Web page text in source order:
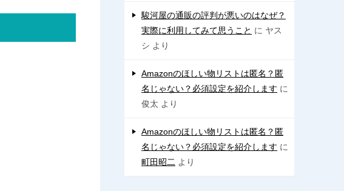
駿河屋の通販の評判が悪いのはなぜ？
実際に利用してみて思うこと に ヤス
シ より
Amazonのほしい物リストは匿名？匿
名じゃない？必須設定を紹介します に
俊太 より
Amazonのほしい物リストは匿名？匿
名じゃない？必須設定を紹介します に
町田昭二 より